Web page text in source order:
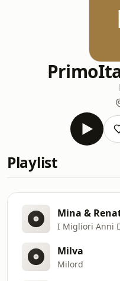
Playlist
Mina &
I Migliori Anni
Milva
Milord